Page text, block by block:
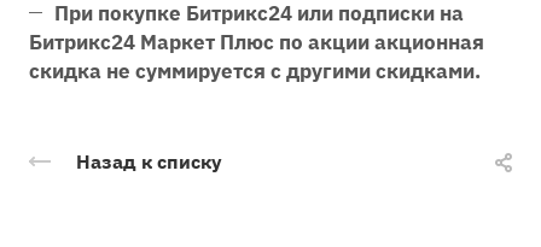
При покупке Битрикс24 или подписки на
Битрикс24 Маркет Плюс по акции акционная
скидка не суммируется с другими скидками.
Назад к списку